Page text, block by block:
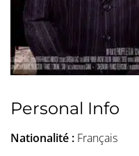
Personal Info
Nationalité : Français